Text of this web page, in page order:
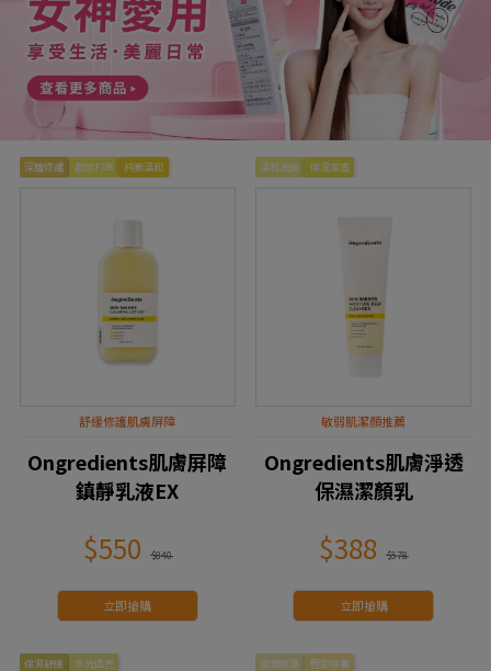
深層修護 妝前打底 純素溫和
舒緩修護肌膚屏障
Ongredients肌膚屏障
鎮靜乳液EX
$550 $840
立即搶購
溫和洗臉 保濕潔面
敏弱肌潔顏推薦
Ongredients肌膚淨透
保濕潔顏乳
$388 $578
立即搶購
保濕舒緩 水光透亮 滋潤保濕 唇部保養